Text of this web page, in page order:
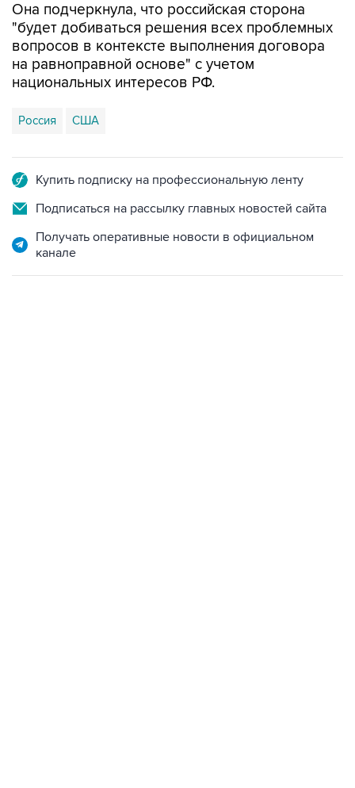
Она подчеркнула, что российская сторона
"будет добиваться решения всех проблемных
вопросов в контексте выполнения договора
на равноправной основе" с учетом
национальных интересов РФ.
Россия США
Купить подписку на профессиональную ленту
Подписаться на рассылку главных новостей сайта
Получать оперативные новости в официальном
канале